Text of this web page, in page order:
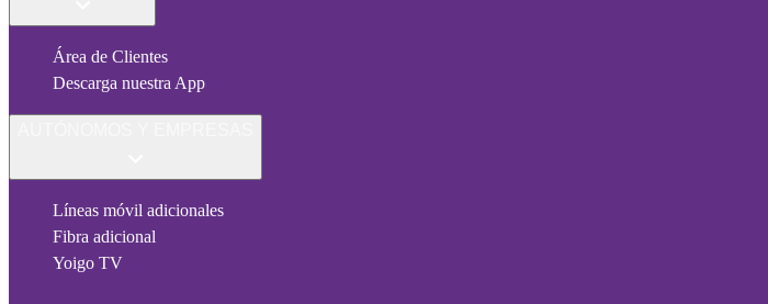
Área de Clientes
Descarga nuestra App
Líneas móvil adicionales
Fibra adicional
Yoigo TV